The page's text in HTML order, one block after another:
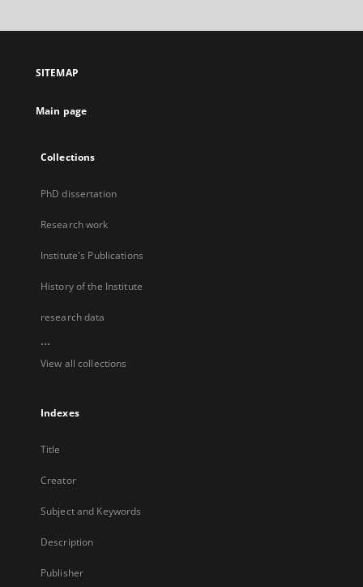
SITEMAP
Main page
Collections
PhD dissertation
Research work
Institute's Publications
History of the Institute
research data
...
View all collections
Indexes
Title
Creator
Subject and Keywords
Description
Publisher